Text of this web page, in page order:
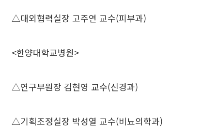
△대외협력실장 고주연 교수(피부과)
<한양대학교병원>
△연구부원장 김현영 교수(신경과)
△기획조정실장 박성열 교수(비뇨의학과)